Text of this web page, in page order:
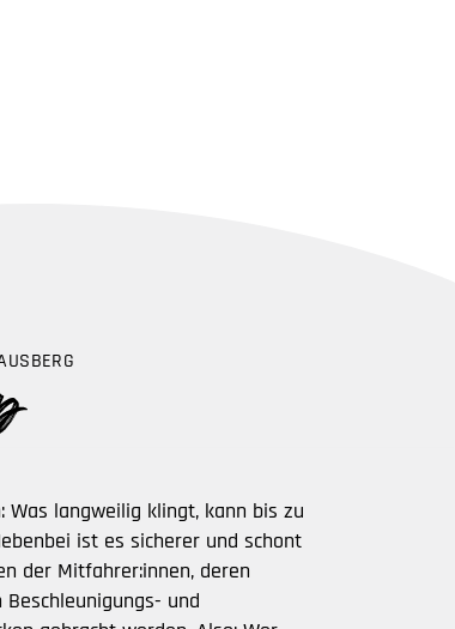
langweilig klingt, kann bis zu
ist es sicherer und schont
der Mitfahrer:innen, deren
und